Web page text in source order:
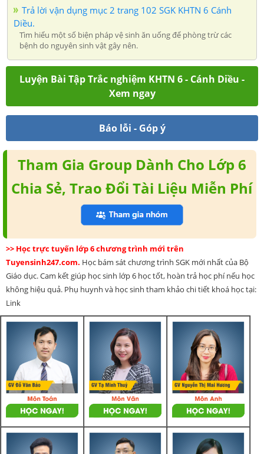
Trả lời vận dụng mục 2 trang 102 SGK KHTN 6 Cánh
Diều.
Tìm hiểu một số biện pháp vệ sinh ăn uống để phòng trừ các
bệnh do nguyên sinh vật gây nên.
Luyện Bài Tập Trắc nghiệm KHTN 6 - Cánh Diều -
Xem ngay
Báo lỗi - Góp ý
Tham Gia Group Dành Cho Lớp 6
Chia Sẻ, Trao Đổi Tài Liệu Miễn Phí
>> Học trực tuyến lớp 6 chương trình mới trên
Tuyensinh247.com. Học bám sát chương trình SGK mới nhất của Bộ
Giáo dục. Cam kết giúp học sinh lớp 6 học tốt, hoàn trả học phí nếu học
không hiệu quả. Phụ huynh và học sinh tham khảo chi tiết khoá học tại:
Link